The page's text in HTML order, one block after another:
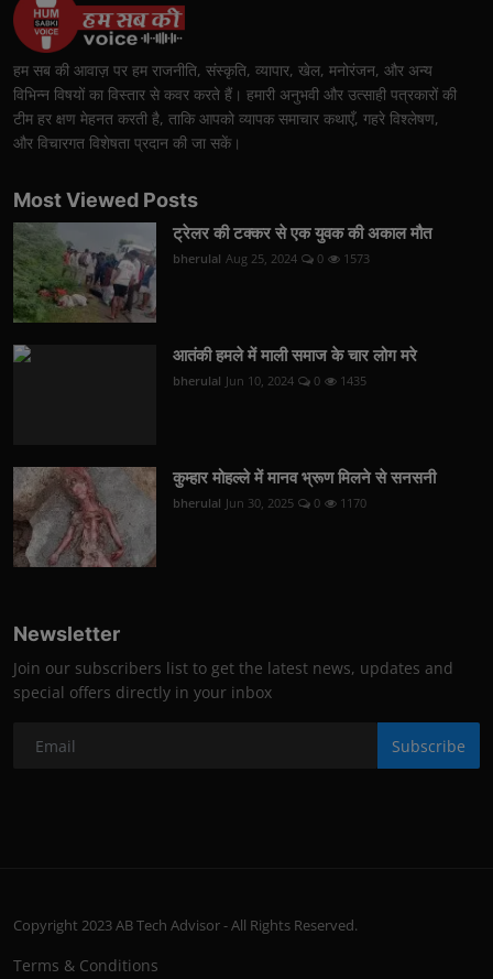
हम सब की आवाज़ पर हम राजनीति, संस्कृति, व्यापार, खेल, मनोरंजन, और अन्य
विभिन्न विषयों का विस्तार से कवर करते हैं। हमारी अनुभवी और उत्साही पत्रकारों की
टीम हर क्षण मेहनत करती है, ताकि आपको व्यापक समाचार कथाएँ, गहरे विश्लेषण,
और विचारगत विशेषता प्रदान की जा सकें।
Most Viewed Posts
ट्रेलर की टक्कर से एक युवक की अकाल मौत
bherulal Aug 25, 2024 0 1573
आतंकी हमले में माली समाज के चार लोग मरे
bherulal Jun 10, 2024 0 1435
कुम्हार मोहल्ले में मानव भ्रूण मिलने से सनसनी
bherulal Jun 30, 2025 0 1170
Newsletter
Join our subscribers list to get the latest news, updates and
special offers directly in your inbox
Subscribe
Copyright 2023 AB Tech Advisor - All Rights Reserved.
Terms & Conditions